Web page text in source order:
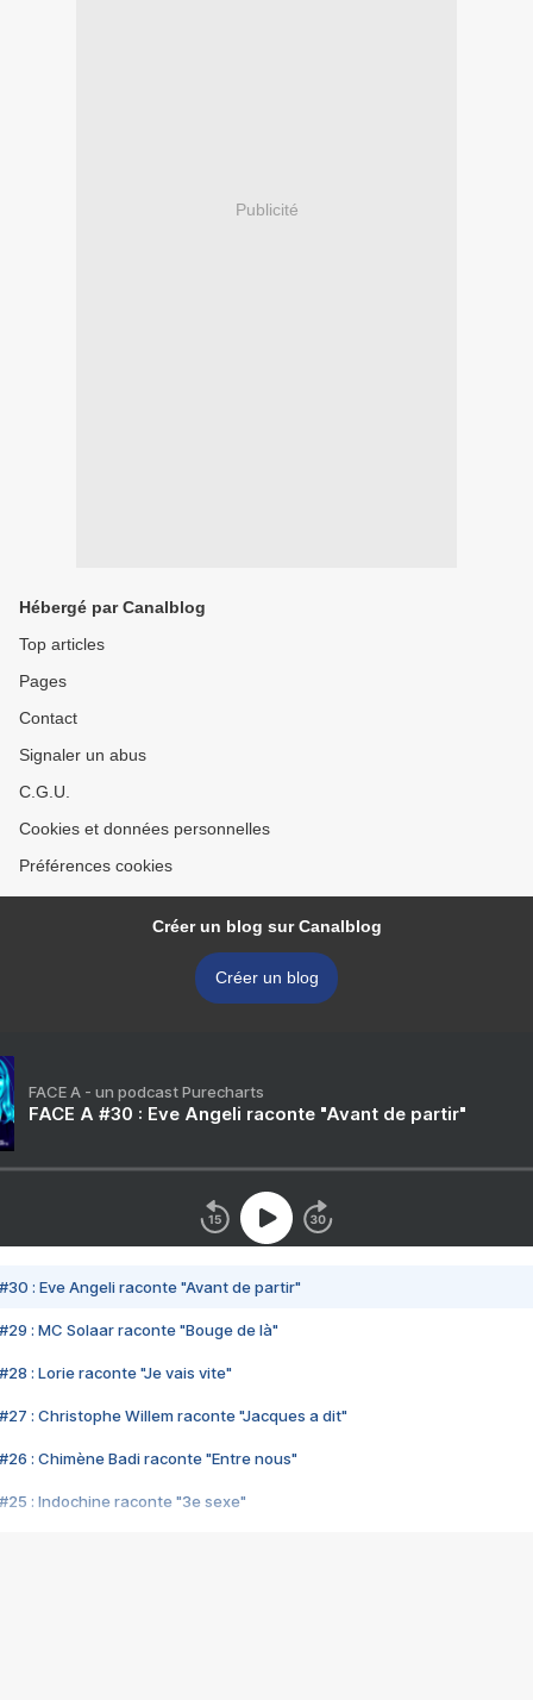
Publicité
Hébergé par Canalblog
Top articles
Pages
Contact
Signaler un abus
C.G.U.
Cookies et données personnelles
Préférences cookies
Créer un blog sur Canalblog
Créer un blog
FACE A - un podcast Purecharts
FACE A #30 : Eve Angeli raconte "Avant de partir"
#30 : Eve Angeli raconte "Avant de partir"
#29 : MC Solaar raconte "Bouge de là"
#28 : Lorie raconte "Je vais vite"
#27 : Christophe Willem raconte "Jacques a dit"
#26 : Chimène Badi raconte "Entre nous"
#25 : Indochine raconte "3e sexe"